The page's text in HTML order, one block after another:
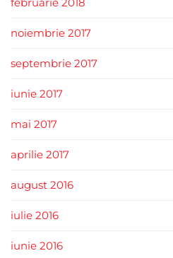
noiembrie 2017
septembrie 2017
iunie 2017
mai 2017
aprilie 2017
august 2016
iulie 2016
iunie 2016